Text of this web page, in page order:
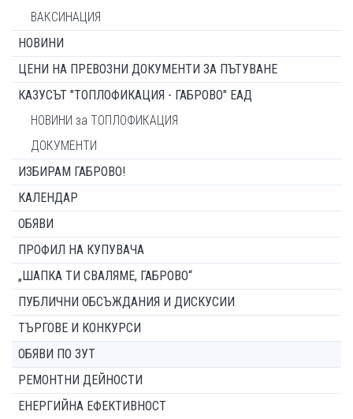
ВАКСИНАЦИЯ
НОВИНИ
ЦЕНИ НА ПРЕВОЗНИ ДОКУМЕНТИ ЗА ПЪТУВАНЕ
КАЗУСЪТ "ТОПЛОФИКАЦИЯ - ГАБРОВО" ЕАД
НОВИНИ за ТОПЛОФИКАЦИЯ
ДОКУМЕНТИ
ИЗБИРАМ ГАБРОВО!
КАЛЕНДАР
ОБЯВИ
ПРОФИЛ НА КУПУВАЧА
„ШАПКА ТИ СВАЛЯМЕ, ГАБРОВО“
ПУБЛИЧНИ ОБСЪЖДАНИЯ И ДИСКУСИИ
ТЪРГОВЕ И КОНКУРСИ
ОБЯВИ ПО ЗУТ
РЕМОНТНИ ДЕЙНОСТИ
ЕНЕРГИЙНА ЕФЕКТИВНОСТ